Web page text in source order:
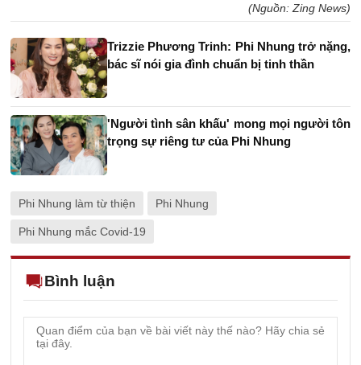
(Nguồn: Zing News)
Trizzie Phương Trinh: Phi Nhung trở nặng,
bác sĩ nói gia đình chuẩn bị tinh thần
'Người tình sân khấu' mong mọi người tôn
trọng sự riêng tư của Phi Nhung
Phi Nhung làm từ thiện Phi Nhung
Phi Nhung mắc Covid-19
Bình luận